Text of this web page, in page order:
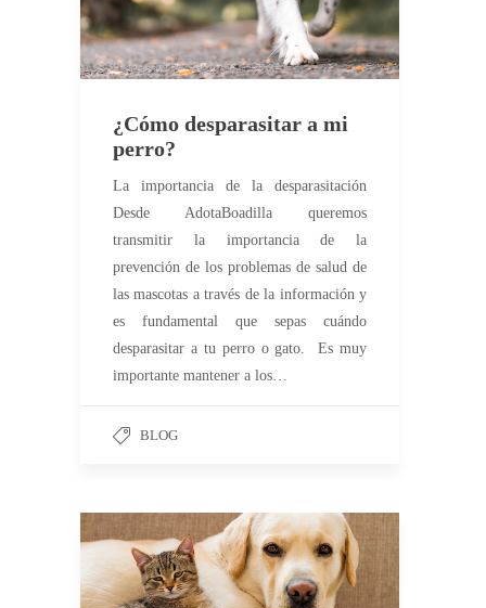
¿Cómo desparasitar a mi
perro?
La importancia de la desparasitación
Desde AdotaBoadilla queremos
transmitir la importancia de la
prevención de los problemas de salud de
las mascotas a través de la información y
es fundamental que sepas cuándo
desparasitar a tu perro o gato. Es muy
importante mantener a los…
BLOG